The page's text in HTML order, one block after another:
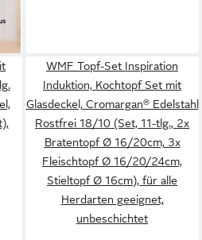
WMF Topf-Set Inspiration
Induktion, Kochtopf Set mit
Glasdeckel, Cromargan® Edelstahl
Rostfrei 18/10 (Set, 11-tlg., 2x
Bratentopf Ø 16/20cm, 3x
Fleischtopf Ø 16/20/24cm,
Stieltopf Ø 16cm), für alle
Herdarten geeignet,
unbeschichtet